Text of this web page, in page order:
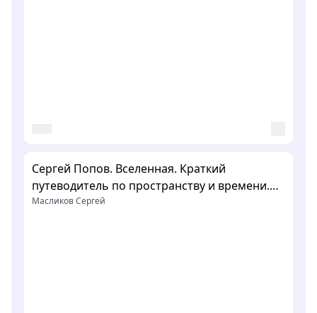
Сергей Попов. Вселенная. Краткий
путеводитель по пространству и времени.
Укорот в изложении Сергея Масликова
Масликов Сергей